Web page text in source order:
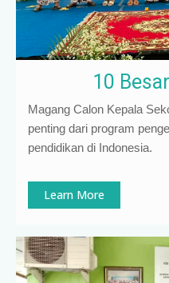
10
Magang Calon Kepala
penting dari program
pendidikan di Indonesia.
Learn More